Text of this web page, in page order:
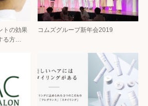
トの効果
る方…
コムズグループ新年会2019